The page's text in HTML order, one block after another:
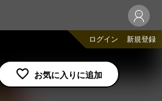
ログイン 新規登録